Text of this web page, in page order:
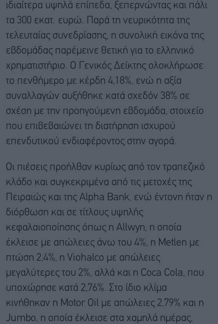
ιδιαίτερα υψηλά επίπεδα, ξεπερνώντας και πάλι
τα 300 εκατ. ευρώ. Παρά τη νευρικότητα της
τελευταίας συνεδρίασης, η συνολική εικόνα της
εβδομάδας παρέμεινε θετική για το ελληνικό
χρηματιστήριο. Ο Γενικός Δείκτης ολοκλήρωσε
το πενθήμερο με κέρδη 4,18%, ενώ η αξία
συναλλαγών αυξήθηκε κατά σχεδόν 38% σε
σχέση με την προηγούμενη εβδομάδα, στοιχείο
που επιβεβαιώνει τη διατήρηση ισχυρού
επενδυτικού ενδιαφέροντος στην αγορά.
Οι πιέσεις προήλθαν κυρίως από τον τραπεζικό
κλάδο και συγκεκριμένα από τις μετοχές της
Πειραιώς και της Alpha Bank, ενώ έντονη ήταν η
διόρθωση και σε τίτλους υψηλής
κεφαλαιοποίησης όπως η Allwyn, η οποία
έκλεισε με απώλειες άνω του 4%, η Metlen με
πτώση 2,4%, η Viohalco με απώλειες
μεγαλύτερες του 2%, αλλά και η Coca Cola, που
υποχώρησε κατά 2,76%. Στο ίδιο κλίμα
κινήθηκαν η Motor Oil με απώλειες 2,79% και η
Jumbo, η οποία έκλεισε στα χαμηλά ημέρας,